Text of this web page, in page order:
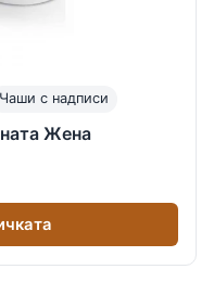
Чаши с надписи
Жена